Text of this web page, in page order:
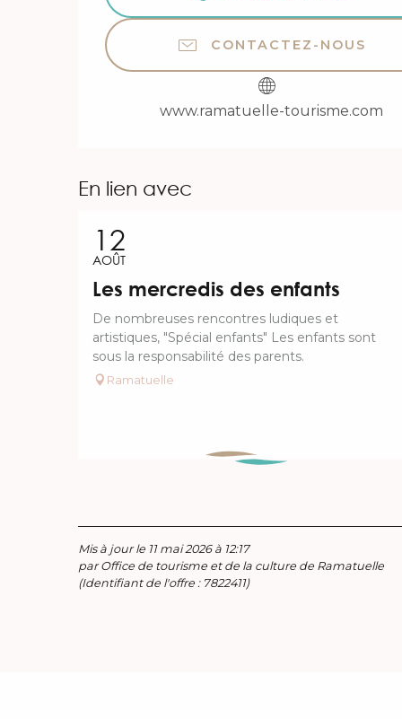
CONTACTEZ-NOUS
www.ramatuelle-tourisme.com
En lien avec
12
AOÛT
Les mercredis des enfants
De nombreuses rencontres ludiques et
artistiques, "Spécial enfants" Les enfants sont
sous la responsabilité des parents.
Ramatuelle
Mis à jour le 11 mai 2026 à 12:17
par Office de tourisme et de la culture de Ramatuelle
(Identifiant de l'offre : 7822411)